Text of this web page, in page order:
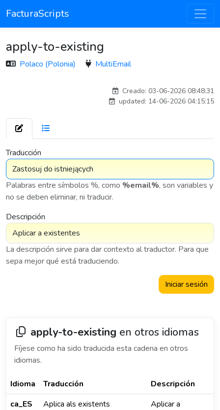
FacturaScripts
apply-to-existing
Polaco (Polonia) MultiEmail
Creado: 03-06-2026 08:48:31
updated: 14-06-2026 04:15:15
Traducción
Palabras entre símbolos %, como %email%, son variables y
no se deben eliminar, ni traducir.
Descripción
La descripción sirve para dar contexto al traductor. Para que
sepa mejor qué está traduciendo.
Iniciar sesión
apply-to-existing en otros idiomas
Fíjese como ha sido traducida esta cadena en otros
idiomas.
Idioma Traducción
Descripción
ca_ES
Aplica als existents
Aplicar a